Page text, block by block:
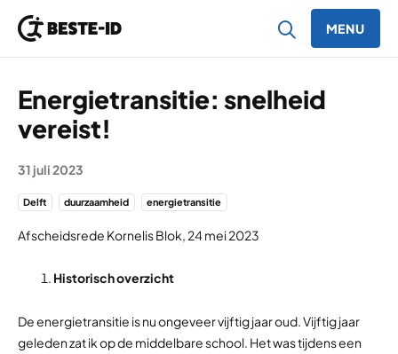
MENU
Energietransitie: snelheid
vereist!
31 juli 2023
Delft duurzaamheid energietransitie
Afscheidsrede Kornelis Blok, 24 mei 2023
Historisch overzicht
De energietransitie is nu ongeveer vijftig jaar oud. Vijftig jaar
geleden zat ik op de middelbare school. Het was tijdens een